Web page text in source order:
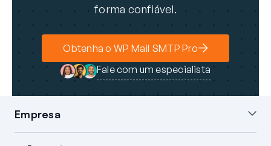
forma confiável.
Obtenha o WP Mail SMTP Pro
Fale com um especialista
Empresa